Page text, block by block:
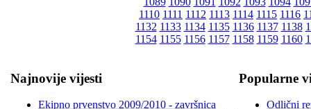
1110 1111 1112 1113 1114 1115 1116
1132 1133 1134 1135 1136 1137 1138
1154 1155 1156 1157 1158 1159 1160
Najnovije vijesti
Ekipno prvenstvo 2009/2010 - završnica
Popularne
Odlični